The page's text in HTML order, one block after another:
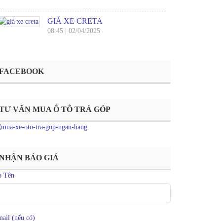
GIÁ XE CRETA
08:45 02/04/2025
VẤN MUA Ô TÔ TRẢ GÓP
BÁO GIÁ
Tên
(nếu có)